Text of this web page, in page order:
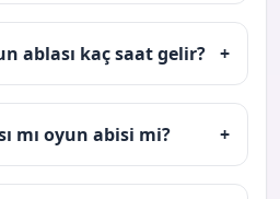
ablası kaç saat gelir? +
mı oyun abisi mi? +